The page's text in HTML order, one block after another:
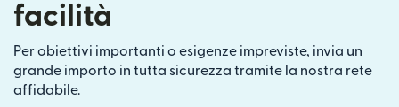
facilità
Per obiettivi importanti o esigenze impreviste, invia un
grande importo in tutta sicurezza tramite la nostra rete
affidabile.